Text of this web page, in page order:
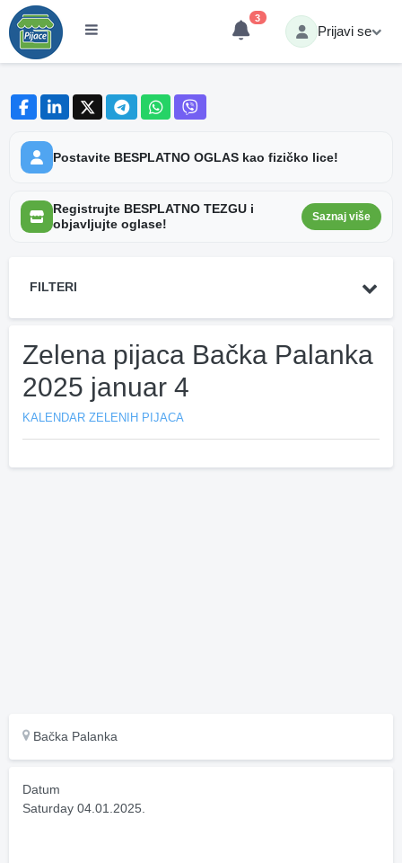
3
Prijavi se
Postavite BESPLATNO OGLAS kao fizičko lice!
Registrujte BESPLATNO TEZGU i
objavljujte oglase!
Saznaj više
FILTERI
Zelena pijaca Bačka Palanka
2025 januar 4
KALENDAR ZELENIH PIJACA
Bačka Palanka
Datum
Saturday 04.01.2025.